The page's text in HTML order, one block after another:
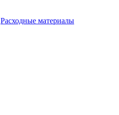
Расходные материалы